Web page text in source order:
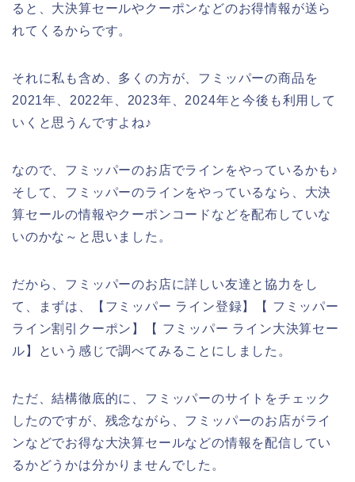
ると、大決算セールやクーポンなどのお得情報が送ら
れてくるからです。
それに私も含め、多くの方が、フミッパーの商品を
2021年、2022年、2023年、2024年と今後も利用して
いくと思うんですよね♪
なので、フミッパーのお店でラインをやっているかも♪
そして、フミッパーのラインをやっているなら、大決
算セールの情報やクーポンコードなどを配布していな
いのかな～と思いました。
だから、フミッパーのお店に詳しい友達と協力をし
て、まずは、【フミッパー ライン登録】【 フミッパー
ライン割引クーポン】【 フミッパー ライン大決算セー
ル】という感じで調べてみることにしました。
ただ、結構徹底的に、フミッパーのサイトをチェック
したのですが、残念ながら、フミッパーのお店がライ
ンなどでお得な大決算セールなどの情報を配信してい
るかどうかは分かりませんでした。